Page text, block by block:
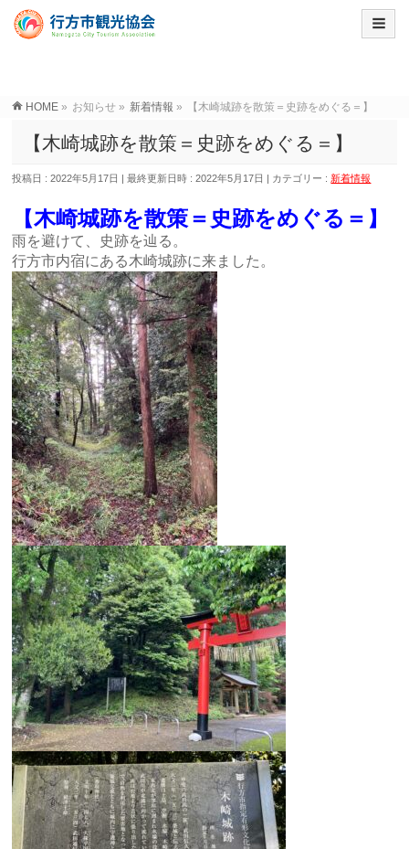
HOME » お知らせ » 新着情報 » 【木崎城跡を散策＝史跡をめぐる＝】
【木崎城跡を散策＝史跡をめぐる＝】
投稿日 : 2022年5月17日 最終更新日時 : 2022年5月17日 カテゴリー : 新着情報
【木崎城跡を散策＝史跡をめぐる＝】
雨を避けて、史跡を辿る。
行方市内宿にある木崎城跡に来ました。